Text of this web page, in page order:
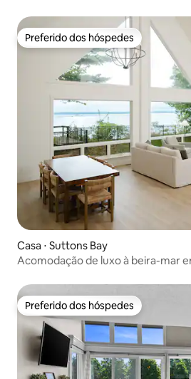
Preferido dos hóspedes
Preferido dos hóspedes
Casa ⋅ Suttons Bay
Acomodação de luxo à beira-mar
Preferido dos hóspedes
Preferido dos hóspedes